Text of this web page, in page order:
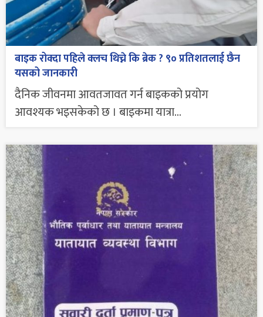
बाइक रोक्दा पहिले क्लच थिच्ने कि ब्रेक ? ९० प्रतिशतलाई छैन
यसको जानकारी
दैनिक जीवनमा आवतजावत गर्न बाइकको प्रयोग
आवश्यक भइसकेको छ । बाइकमा यात्रा...